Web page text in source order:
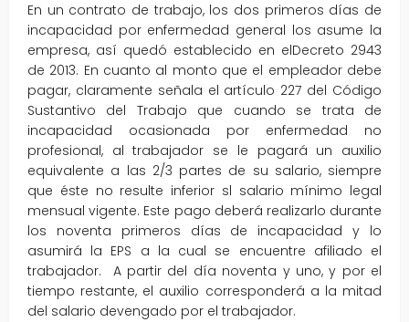
En un contrato de trabajo, los dos primeros días de
incapacidad por enfermedad general los asume la
empresa, así quedó establecido en elDecreto 2943
de 2013. En cuanto al monto que el empleador debe
pagar, claramente señala el artículo 227 del Código
Sustantivo del Trabajo que cuando se trata de
incapacidad ocasionada por enfermedad no
profesional, al trabajador se le pagará un auxilio
equivalente a las 2/3 partes de su salario, siempre
que éste no resulte inferior sl salario mínimo legal
mensual vigente. Este pago deberá realizarlo durante
los noventa primeros días de incapacidad y lo
asumirá la EPS a la cual se encuentre afiliado el
trabajador. A partir del día noventa y uno, y por el
tiempo restante, el auxilio corresponderá a la mitad
del salario devengado por el trabajador.